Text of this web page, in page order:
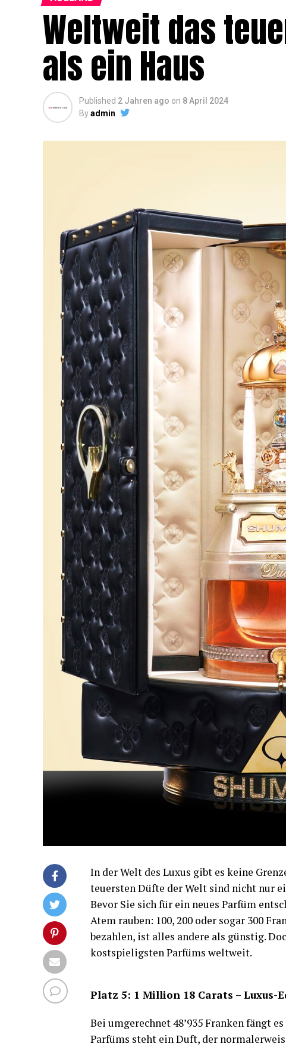
Weltweit das
als ein Haus
Published 2 Jahren ago on 8 April 2024
Byadmin
In der Welt des Luxus gibt es keine
teuersten Düfte der Welt sind nicht nur
Bevor Sie sich für ein neues Parfüm
Atem rauben: 100, 200 oder sogar 300
bezahlen, ist alles andere als günstig.
kostspieligsten Parfüms weltweit.
Platz 5: 1 Million 18 Carats – Luxus-
Bei umgerechnet 48’935 Franken fängt
Parfüms steht ein Duft, der